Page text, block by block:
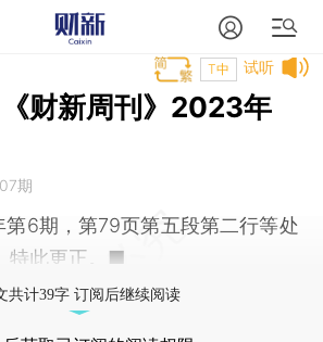
试听
T中
财新周刊》2023年
期
期，第79页第五段第二行等处
特此更正。■
共计39字 订阅后继续阅读